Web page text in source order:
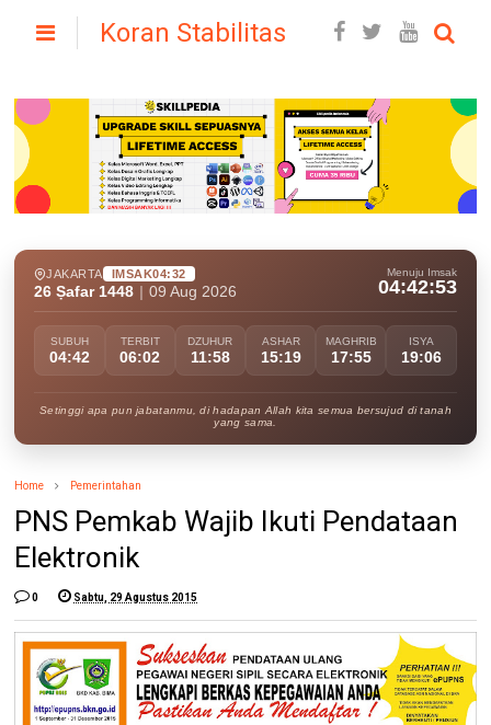
Koran Stabilitas
JAKARTA IMSAK04:32
26 Ṣafar 1448 09 Aug 2026
Menuju Imsak
04:42:51
SUBUH
04:42
TERBIT
06:02
DZUHUR
11:58
ASHAR
15:19
MAGHRIB
17:55
ISYA
19:06
Setinggi apa pun jabatanmu, di hadapan Allah kita semua bersujud di tanah
yang sama.
Home Pemerintahan
PNS Pemkab Wajib Ikuti Pendataan
Elektronik
0 Sabtu, 29 Agustus 2015